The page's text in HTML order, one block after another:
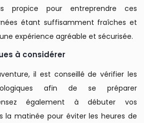
propice pour entreprendre ces
étant suffisamment fraîches et
expérience agréable et sécurisée.
à considérer
il est conseillé de vérifier les
afin de se préparer
également à débuter vos
la matinée pour éviter les heures de